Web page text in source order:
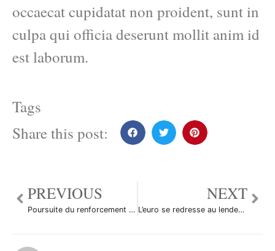
occaecat cupidatat non proident, sunt in
culpa qui officia deserunt mollit anim id
est laborum.
Tags
Share this post:
PREVIOUS
Poursuite du renforcement du real brésilien
NEXT
L’euro se redresse au lendemain de la BCE